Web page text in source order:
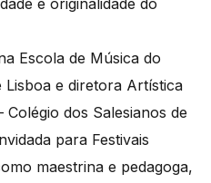
Escola de Música do
e diretora Artística
dos Salesianos de
para Festivais
maestrina e pedagoga,